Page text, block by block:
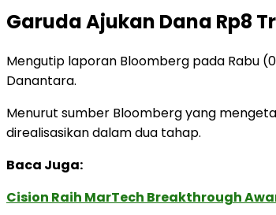
Garuda Ajukan Dana Rp8
Mengutip laporan Bloomberg pada Rabu
Danantara.
Menurut sumber Bloomberg yang
direalisasikan dalam dua tahap.
Baca Juga:
Cision Raih MarTech Breakthrough